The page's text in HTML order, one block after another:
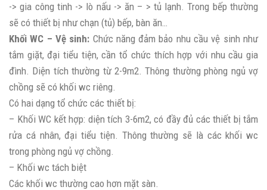
-> gia công tinh -> lò nấu -> ăn – > tủ lạnh. Trong bếp thường
sẽ có thiết bị như chạn (tủ) bếp, bàn ăn…
Khối WC – Vệ sinh: Chức năng đảm bảo nhu cầu vệ sinh như
tắm giặt, đại tiểu tiện, cần tổ chức thích hợp với nhu cầu gia
đình. Diện tích thường từ 2-9m2. Thông thường phòng ngủ vợ
chồng sẽ có khối wc riêng.
Có hai dạng tổ chức các thiết bị:
– Khối WC kết hợp: diện tích 3-6m2, có đầy đủ các thiết bị tắm
rửa cá nhân, đại tiểu tiện. Thông thường sẽ là các khối wc
trong phòng ngủ vợ chồng.
– Khối wc tách biệt
Các khối wc thường cao hơn mặt sàn.